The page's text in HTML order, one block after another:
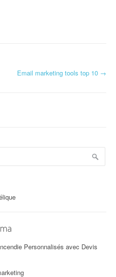
Email marketing tools top 10 →
Personnalisés avec Devis